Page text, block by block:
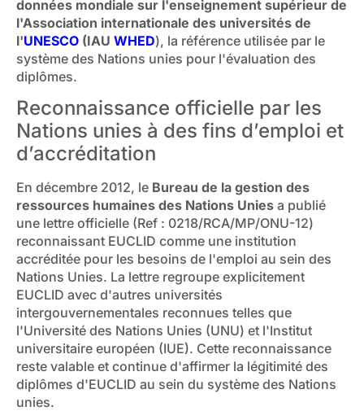
données mondiale sur l'enseignement supérieur de
l'Association internationale des universités de
l'UNESCO (IAU WHED), la référence utilisée par le
système des Nations unies pour l'évaluation des
diplômes.
Reconnaissance officielle par les
Nations unies à des fins d’emploi et
d’accréditation
En décembre 2012, le Bureau de la gestion des
ressources humaines des Nations Unies a publié
une lettre officielle (Ref : 0218/RCA/MP/ONU-12)
reconnaissant EUCLID comme une institution
accréditée pour les besoins de l'emploi au sein des
Nations Unies. La lettre regroupe explicitement
EUCLID avec d'autres universités
intergouvernementales reconnues telles que
l'Université des Nations Unies (UNU) et l'Institut
universitaire européen (IUE). Cette reconnaissance
reste valable et continue d'affirmer la légitimité des
diplômes d'EUCLID au sein du système des Nations
unies.